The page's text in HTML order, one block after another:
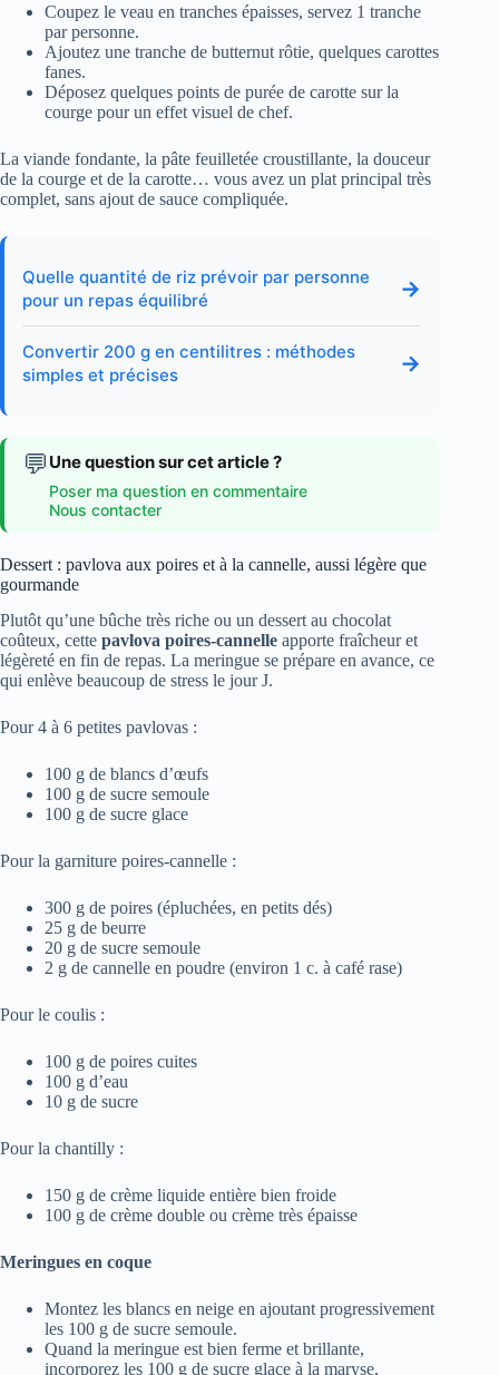
Coupez le veau en tranches épaisses, servez 1 tranche
par personne.
Ajoutez une tranche de butternut rôtie, quelques carottes
fanes.
Déposez quelques points de purée de carotte sur la
courge pour un effet visuel de chef.
La viande fondante, la pâte feuilletée croustillante, la douceur
de la courge et de la carotte… vous avez un plat principal très
complet, sans ajout de sauce compliquée.
Quelle quantité de riz prévoir par personne
pour un repas équilibré
→
Convertir 200 g en centilitres : méthodes
simples et précises
→
💬 Une question sur cet article ?
Poser ma question en commentaire
Nous contacter
Dessert : pavlova aux poires et à la cannelle, aussi légère que
gourmande
Plutôt qu’une bûche très riche ou un dessert au chocolat
coûteux, cette pavlova poires-cannelle apporte fraîcheur et
légèreté en fin de repas. La meringue se prépare en avance, ce
qui enlève beaucoup de stress le jour J.
Pour 4 à 6 petites pavlovas :
100 g de blancs d’œufs
100 g de sucre semoule
100 g de sucre glace
Pour la garniture poires-cannelle :
300 g de poires (épluchées, en petits dés)
25 g de beurre
20 g de sucre semoule
2 g de cannelle en poudre (environ 1 c. à café rase)
Pour le coulis :
100 g de poires cuites
100 g d’eau
10 g de sucre
Pour la chantilly :
150 g de crème liquide entière bien froide
100 g de crème double ou crème très épaisse
Meringues en coque
Montez les blancs en neige en ajoutant progressivement
les 100 g de sucre semoule.
Quand la meringue est bien ferme et brillante,
incorporez les 100 g de sucre glace à la maryse,